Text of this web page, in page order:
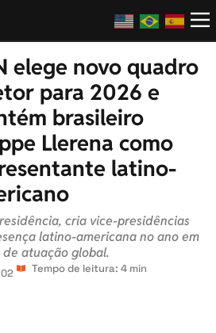
elege novo quadro
para 2026 e
brasileiro
Llerena como
latino-
cria vice-presidências
latino-americana no ano em
atuação global.
Tempo de leitura: 4 min